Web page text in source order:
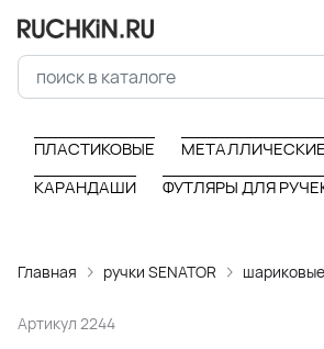
ПЛАСТИКОВЫЕ МЕТАЛЛИЧЕСКИЕ
КАРАНДАШИ
ФУТЛЯРЫ ДЛЯ
Главная ручки SENATOR
Артикул 2244